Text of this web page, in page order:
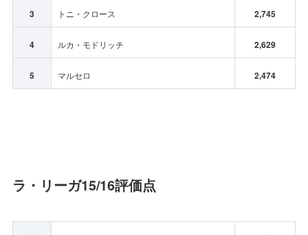
3 トニ・クロース 2,745
4 ルカ・モドリッチ 2,629
5 マルセロ 2,474
ラ・リーガ15/16評価点